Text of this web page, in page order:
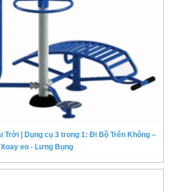
Trời | Dụng cụ 3 trong 1: Đi Bộ Trên Không –
Xoay eo - Lưng Bụng